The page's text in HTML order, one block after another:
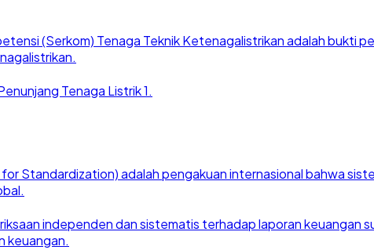
(Serkom) Tenaga Teknik Ketenagalistrikan adalah bukti
Tenaga Listrik 1.
Standardization) adalah pengakuan internasional bahwa
independen dan sistematis terhadap laporan keuangan
keuangan.